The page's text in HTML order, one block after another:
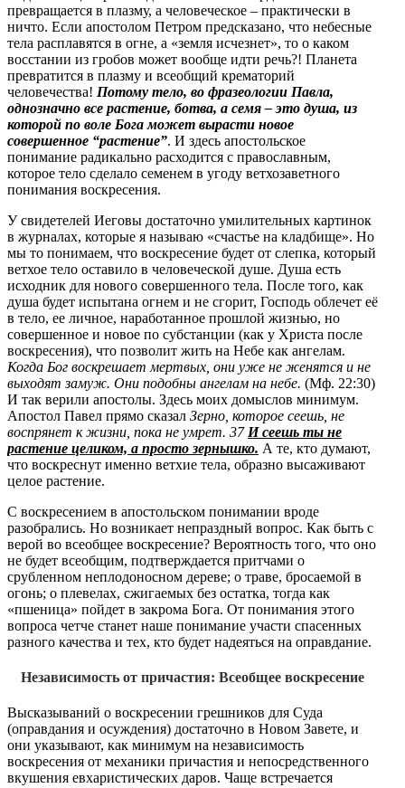
превращается в плазму, а человеческое – практически в
ничто. Если апостолом Петром предсказано, что небесные
тела расплавятся в огне, а «земля исчезнет», то о каком
восстании из гробов может вообще идти речь?! Планета
превратится в плазму и всеобщий крематорий
человечества! Потому тело, во фразеологии Павла,
однозначно все растение, ботва, а семя – это душа, из
которой по воле Бога может вырасти новое
совершенное “растение”. И здесь апостольское
понимание радикально расходится с православным,
которое тело сделало семенем в угоду ветхозаветного
понимания воскресения.
У свидетелей Иеговы достаточно умилительных картинок
в журналах, которые я называю «счастье на кладбище». Но
мы то понимаем, что воскресение будет от слепка, который
ветхое тело оставило в человеческой душе. Душа есть
исходник для нового совершенного тела. После того, как
душа будет испытана огнем и не сгорит, Господь облечет её
в тело, ее личное, наработанное прошлой жизнью, но
совершенное и новое по субстанции (как у Христа после
воскресения), что позволит жить на Небе как ангелам.
Когда Бог воскрешает мертвых, они уже не женятся и не
выходят замуж. Они подобны ангелам на небе. (Мф. 22:30)
И так верили апостолы. Здесь моих домыслов минимум.
Апостол Павел прямо сказал Зерно, которое сеешь, не
воспрянет к жизни, пока не умрет. 37 И сеешь ты не
растение целиком, а просто зернышко. А те, кто думают,
что воскреснут именно ветхие тела, образно высаживают
целое растение.
С воскресением в апостольском понимании вроде
разобрались. Но возникает непраздный вопрос. Как быть с
верой во всеобщее воскресение? Вероятность того, что оно
не будет всеобщим, подтверждается притчами о
срубленном неплодоносном дереве; о траве, бросаемой в
огонь; о плевелах, сжигаемых без остатка, тогда как
«пшеница» пойдет в закрома Бога. От понимания этого
вопроса четче станет наше понимание участи спасенных
разного качества и тех, кто будет надеяться на оправдание.
Независимость от причастия: Всеобщее воскресение
Высказываний о воскресении грешников для Суда
(оправдания и осуждения) достаточно в Новом Завете, и
они указывают, как минимум на независимость
воскресения от механики причастия и непосредственного
вкушения евхаристических даров. Чаще встречается